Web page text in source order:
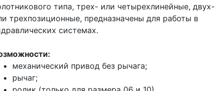
типа, трех- или четырехлинейные, двух-
трехпозиционные, предназначены для работы в
системах.
механический привод без рычага;
рычаг;